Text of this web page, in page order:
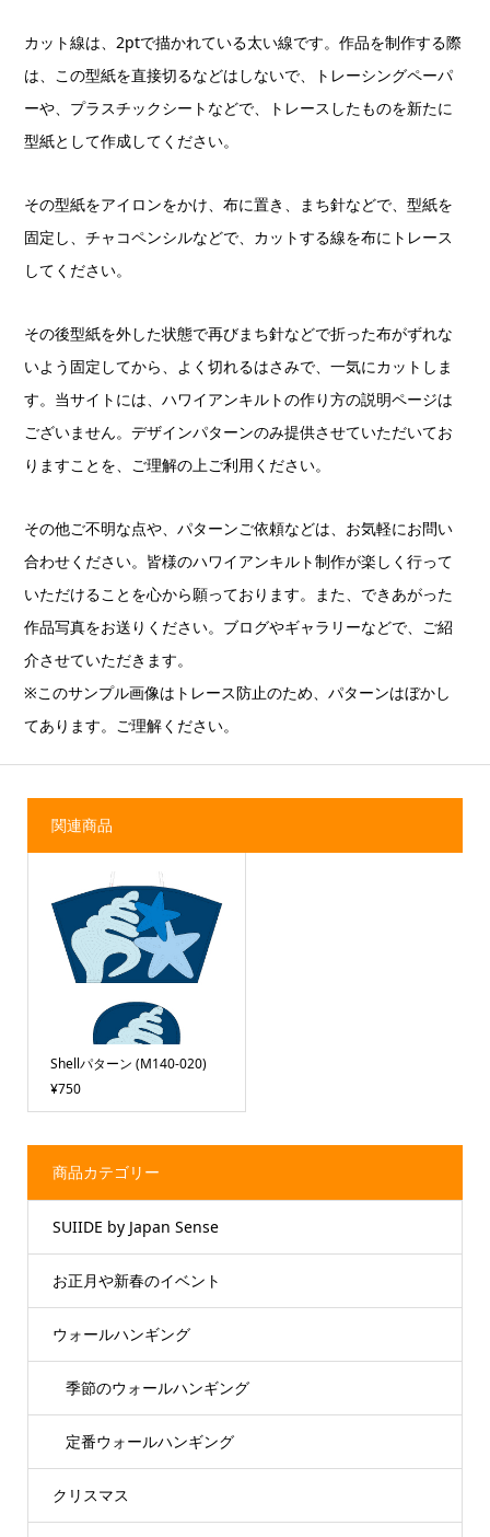
カット線は、2ptで描かれている太い線です。作品を制作する際
は、この型紙を直接切るなどはしないで、トレーシングペーパ
ーや、プラスチックシートなどで、トレースしたものを新たに
型紙として作成してください。
その型紙をアイロンをかけ、布に置き、まち針などで、型紙を
固定し、チャコペンシルなどで、カットする線を布にトレース
してください。
その後型紙を外した状態で再びまち針などで折った布がずれな
いよう固定してから、よく切れるはさみで、一気にカットしま
す。当サイトには、ハワイアンキルトの作り方の説明ページは
ございません。デザインパターンのみ提供させていただいてお
りますことを、ご理解の上ご利用ください。
その他ご不明な点や、パターンご依頼などは、お気軽にお問い
合わせください。皆様のハワイアンキルト制作が楽しく行って
いただけることを心から願っております。また、できあがった
作品写真をお送りください。ブログやギャラリーなどで、ご紹
介させていただきます。
※このサンプル画像はトレース防止のため、パターンはぼかし
てあります。ご理解ください。
関連商品
Shellパターン (M140-020)
¥750
商品カテゴリー
SUIIDE by Japan Sense
お正月や新春のイベント
ウォールハンギング
季節のウォールハンギング
定番ウォールハンギング
クリスマス